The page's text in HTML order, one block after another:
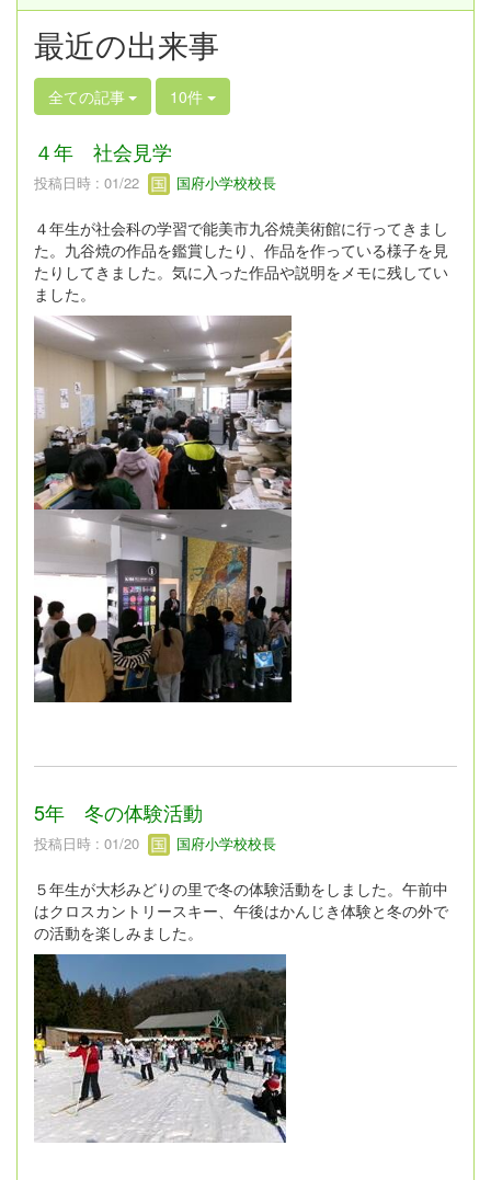
最近の出来事
全ての記事 10件
４年 社会見学
投稿日時 : 01/22 国府小学校校長
４年生が社会科の学習で能美市九谷焼美術館に行ってきまし
た。九谷焼の作品を鑑賞したり、作品を作っている様子を見
たりしてきました。気に入った作品や説明をメモに残してい
ました。
5年 冬の体験活動
投稿日時 : 01/20 国府小学校校長
５年生が大杉みどりの里で冬の体験活動をしました。午前中
はクロスカントリースキー、午後はかんじき体験と冬の外で
の活動を楽しみました。